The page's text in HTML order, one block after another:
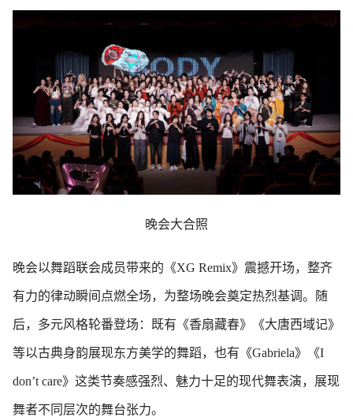
晚会大合照
晚会以舞蹈联会成员带来的《XG Remix》震撼开场，整齐
有力的律动瞬间点燃全场，为整场晚会奠定热烈基调。随
后，多元风格轮番登场：既有《香扇藏春》《大唐西域记》
等以古典身韵展现东方美学的舞蹈，也有《Gabriela》《I
don’t care》这类节奏感强烈、魅力十足的现代舞表演，展现
舞者不同层次的舞台张力。